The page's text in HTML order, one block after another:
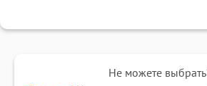
Не можете